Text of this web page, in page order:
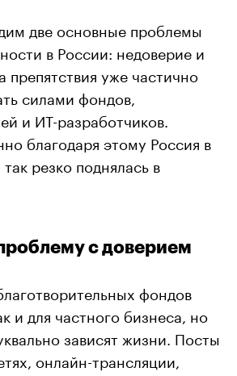
две основные проблемы
в России: недоверие и
препятствия уже частично
силами фондов,
и ИТ-разработчиков.
благодаря этому Россия в
резко поднялась в
с доверием
фондов
и для частного бизнеса, но
зависят жизни. Посты
онлайн-трансляции,